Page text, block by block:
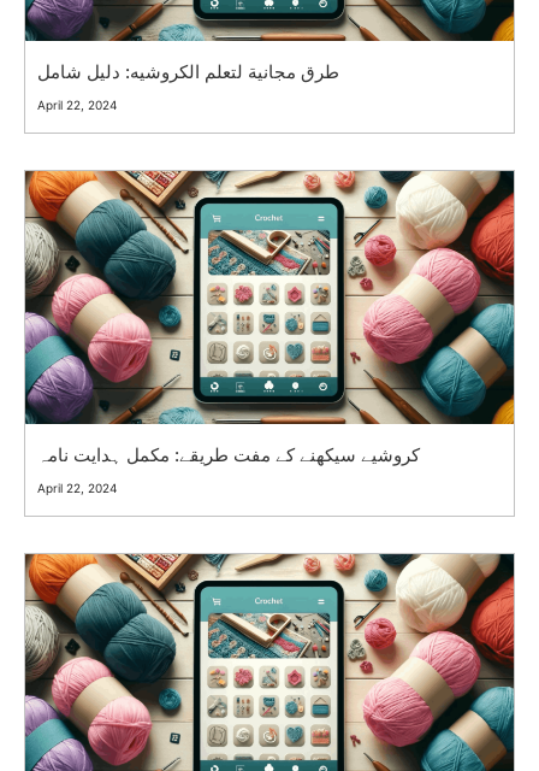
طرق مجانية لتعلم الكروشيه: دليل شامل
April 22, 2024
کروشیے سیکھنے کے مفت طریقے: مکمل ہدایت نامہ
April 22, 2024